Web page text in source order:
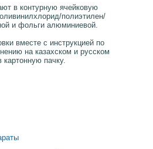
в контурную ячейковую
полиэтилен/
и фольги алюминиевой.
вместе с инструкцией по
на казахском и русском
пачку.